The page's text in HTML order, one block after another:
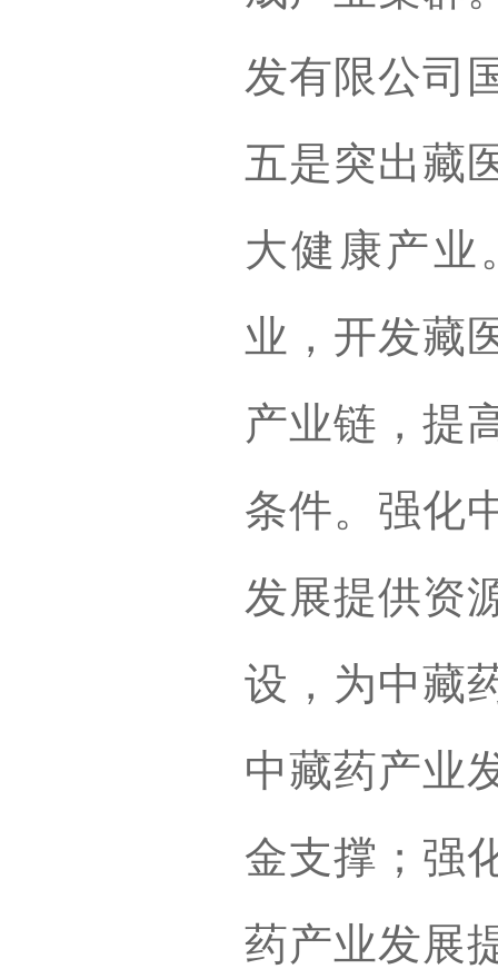
发有限公司
五是突出藏
大健康产业
业，开发藏
产业链，提
条件。强化
发展提供资
设，为中藏
中藏药产业
金支撑；强
药产业发展